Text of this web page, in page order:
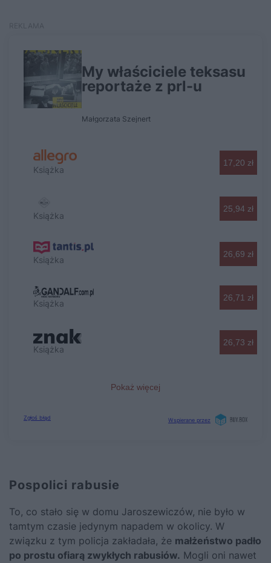
Pospolici rabusie
To, co stało się w domu Jaroszewiczów, nie było w
tamtym czasie jedynym napadem w okolicy. W
związku z tym policja zakładała, że małżeństwo padło
po prostu ofiarą zwykłych rabusiów. Mogli oni nawet